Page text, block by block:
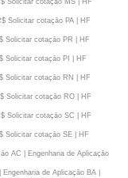
Solicitar cotaçāo MS | HF
Solicitar cotaçāo PA | HF
Solicitar cotaçāo PR | HF
Solicitar cotaçāo PI | HF
Solicitar cotaçāo RN | HF
Solicitar cotaçāo RO | HF
Solicitar cotaçāo SC | HF
Solicitar cotaçāo SE | HF
AC | Engenharia de Aplicaçāo
de Aplicaçāo BA |